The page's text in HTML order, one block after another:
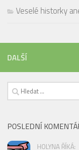
Veselé historky
DALŠÍ
Vyhledávání
POSLEDNÍ
HOLYNA ŘÍKÁ: